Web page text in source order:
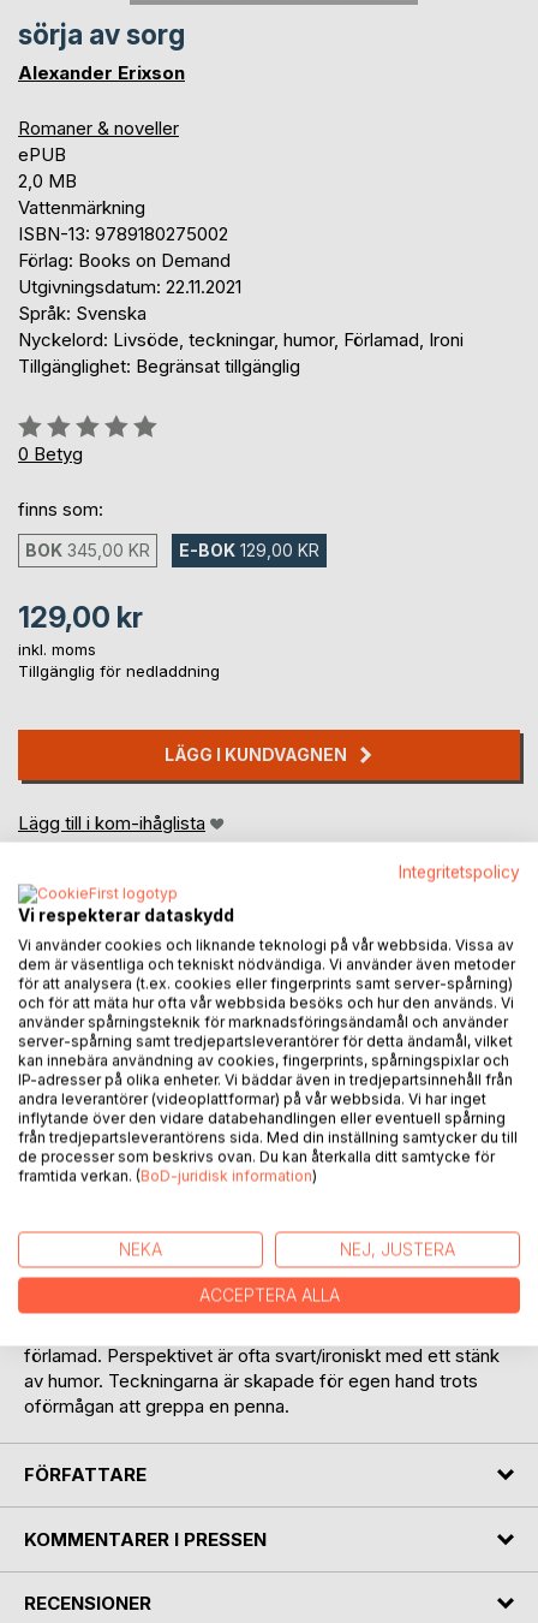
sörja av sorg
Alexander Erixson
Romaner & noveller
ePUB
2,0 MB
Vattenmärkning
ISBN-13: 9789180275002
Förlag: Books on Demand
Utgivningsdatum: 22.11.2021
Språk: Svenska
Nyckelord: Livsöde, teckningar, humor, Förlamad, Ironi
Tillgänglighet: Begränsat tillgänglig
Betyg::
0%
0 Betyg
finns som:
BOK 345,00 KR E-BOK 129,00 KR
129,00 kr
inkl. moms
Tillgänglig för nedladdning
LÄGG I KUNDVAGNEN
Lägg till i kom-ihåglista
BESKRIVNING
Sörja av sorg är iakttagelser om livet från 40 fram till idag.
Det blev på ett sätt som jag omöjligen kunnat föreställa
mig. Jag är nu en liten skärva av det som var jag, min kropp
begränsar och inskränker det jag kan göra. Att slå efter en
ilska, det kan jag inte. Det som är kvar av mig blir därmed
desto större och viktigare. Jag kan teckna och skriva.
Teckningarna och texten som finns i boken är ideér och
kommentarer kring saker jag tänkt och upplevt. En del av
förlamad. Perspektivet är ofta svart/ironiskt med ett stänk
av humor. Teckningarna är skapade för egen hand trots
oförmågan att greppa en penna.
FÖRFATTARE
KOMMENTARER I PRESSEN
RECENSIONER
Integritetspolicy
Vi respekterar dataskydd
Vi använder cookies och liknande teknologi på vår webbsida. Vissa av
dem är väsentliga och tekniskt nödvändiga. Vi använder även metoder
för att analysera (t.ex. cookies eller fingerprints samt server-spårning)
och för att mäta hur ofta vår webbsida besöks och hur den används. Vi
använder spårningsteknik för marknadsföringsändamål och använder
server-spårning samt tredjepartsleverantörer för detta ändamål, vilket
kan innebära användning av cookies, fingerprints, spårningspixlar och
IP-adresser på olika enheter. Vi bäddar även in tredjepartsinnehåll från
andra leverantörer (videoplattformar) på vår webbsida. Vi har inget
inflytande över den vidare databehandlingen eller eventuell spårning
från tredjepartsleverantörens sida. Med din inställning samtycker du till
de processer som beskrivs ovan. Du kan återkalla ditt samtycke för
framtida verkan. (BoD-juridisk information)
NEKA NEJ, JUSTERA
ACCEPTERA ALLA